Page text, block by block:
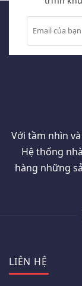
Với tầm nhìn
Hệ thống
hàng những
LIÊN HỆ